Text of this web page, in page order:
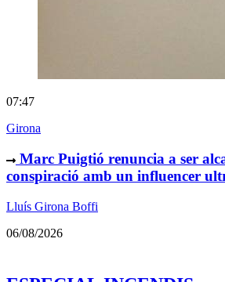
07:47
Girona
Marc Puigtió renuncia a ser
conspiració amb un influencer
Lluís Girona Boffi
06/08/2026